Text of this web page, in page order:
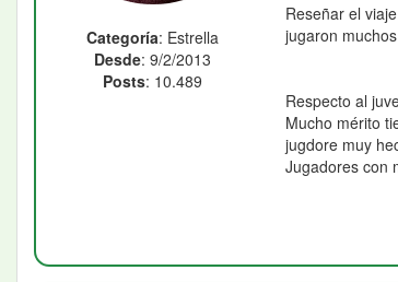
Categoría: Estrella
Desde: 9/2/2013
Posts: 10.489
Reseñar el
jugaron
Respecto al
Mucho mérito
jugdore muy
Jugadores con